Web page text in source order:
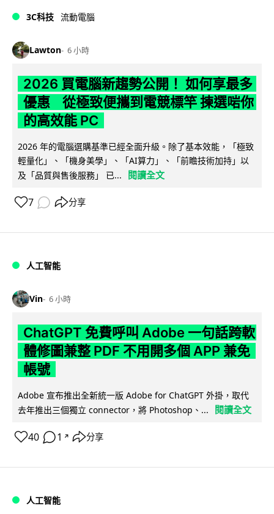
3C科技 流動電腦
Lawton 6 小時
2026 買電腦新趨勢公開！ 如何享最多
優惠 從極致便攜到電競標竿 揀選啱你
的高效能 PC
2026 年的電腦選購基準已經全面升級。除了基本效能，「極致
輕量化」、「機身美學」、「AI算力」、「前瞻技術加持」以
及「品質與售後服務」 已...
閱讀全文
7 分享
人工智能
Vin 6 小時
ChatGPT 免費呼叫 Adobe 一句話跨軟
體修圖兼整 PDF 不用開多個 APP 兼免
帳號
Adobe 宣布推出全新統一版 Adobe for ChatGPT 外掛，取代
去年推出三個獨立 connector，將 Photoshop、...
閱讀全文
40 1 ↗ 分享
人工智能